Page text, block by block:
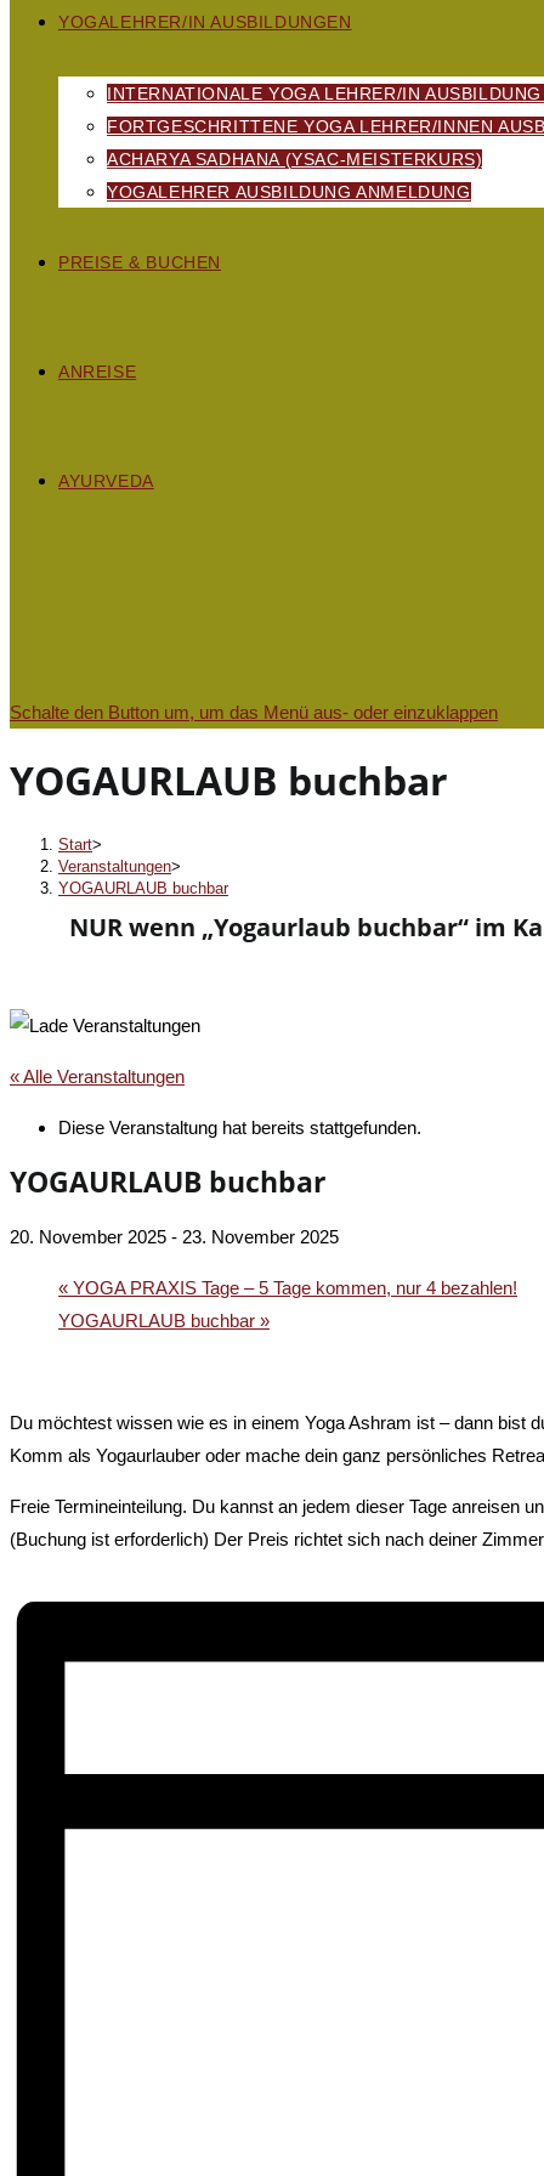
YOGALEHRER/IN AUSBILDUNGEN
INTERNATIONALE YOGA LEHRER/IN
FORTGESCHRITTENE YOGA LEHRER/INNEN
ACHARYA SADHANA (YSAC-MEISTERKURS)
YOGALEHRER AUSBILDUNG ANMELDUNG
PREISE & BUCHEN
ANREISE
AYURVEDA
Schalte den Button um, um das Menü aus- oder einzuklappen
YOGAURLAUB buchbar
Start>
Veranstaltungen>
YOGAURLAUB buchbar
NUR wenn „Yogaurlaub buchbar“ im
« Alle Veranstaltungen
Diese Veranstaltung hat bereits stattgefunden.
YOGAURLAUB buchbar
20. November 2025 - 23. November 2025
« YOGA PRAXIS Tage – 5 Tage kommen, nur 4 bezahlen!
YOGAURLAUB buchbar »
Du möchtest wissen wie es in einem Yoga Ashram ist – dann bist
Komm als Yogaurlauber oder mache dein ganz persönliches
Freie Termineinteilung. Du kannst an jedem dieser Tage anreisen
(Buchung ist erforderlich) Der Preis richtet sich nach deiner